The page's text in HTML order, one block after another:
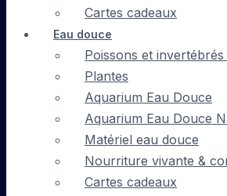
Cartes cadeaux
Eau douce
Poissons et invertébrés
Plantes
Aquarium Eau Douce
Aquarium Eau Douce
Matériel eau douce
Nourriture vivante &
Cartes cadeaux